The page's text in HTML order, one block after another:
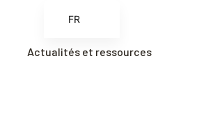
Actualités et ressources
FR